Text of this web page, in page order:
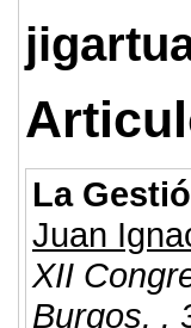
La
Juan
XII
Burgos. .